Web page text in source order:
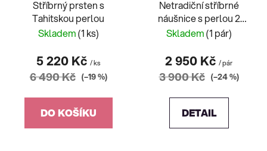
Stříbrný prsten s
Tahitskou perlou
Skladem(1 ks)
5 220 Kč / ks
6 490 Kč (–19 %)
DO KOŠÍKU
Netradiční stříbrné
náušnice s perlou 2
varianty
Skladem(1 pár)
2 950 Kč / pár
3 900 Kč (–24 %)
DETAIL